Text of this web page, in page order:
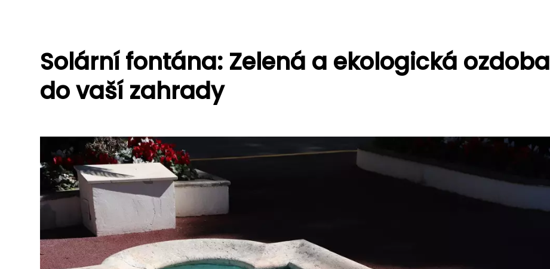
Solární fontána: Zelená a ekologická ozdoba
do vaší zahrady